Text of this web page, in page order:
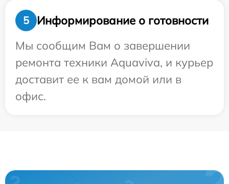
5
Информирование о готовности
Мы сообщим Вам о завершении
ремонта техники Aquaviva, и курьер
доставит ее к вам домой или в
офис.